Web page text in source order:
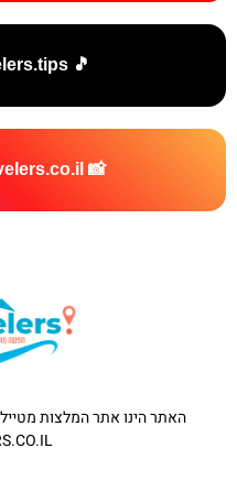
🎵 TikTok - travelers.tips
📸 Instagram - travelers.co.il
האתר הינו אתר המלצות